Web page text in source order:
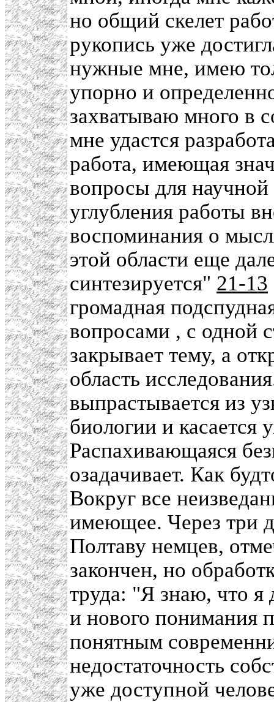
но общий скелет
рукопись уже
нужные мне, имею
упорно и
захватываю много в
мне удастся
работа, имеющая
вопросы для
углубления работы
воспоминания о
этой области еще
синтезируется" 21-13
громадная
вопросами , с одной
закрывает тему, а
область
выпрастывается из
биологии и касается
Распахивающаяся
озадачивает. Как
Вокруг все
имеющее. Через три
Полтаву немцев,
закончен, но
труда: "Я знаю, что я
и нового понимания
понятным
недостаточность
уже доступной